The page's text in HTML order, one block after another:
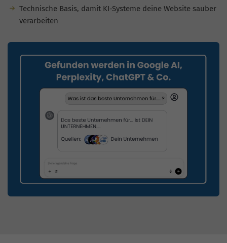
Technische Basis, damit KI-Systeme deine Website sauber
verarbeiten